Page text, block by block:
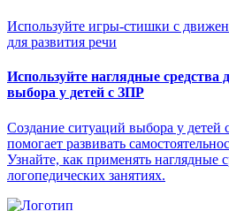
Используйте игры-стишки с
для развития речи
Используйте наглядные средства
выбора у детей с ЗПР
Создание ситуаций выбора у
помогает развивать
Узнайте, как применять наглядные
логопедических занятиях.